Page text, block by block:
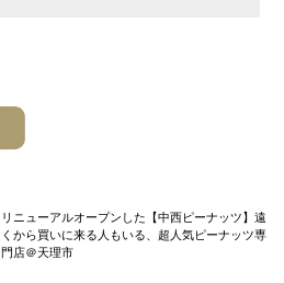
リニューアルオープンした【中西ピーナッツ】遠
くから買いに来る人もいる、超人気ピーナッツ専
門店＠天理市